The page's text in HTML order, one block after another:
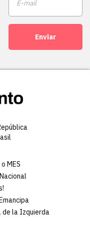
Enviar
MES
de la Izquierda